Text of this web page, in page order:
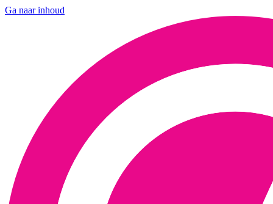
Ga naar inhoud